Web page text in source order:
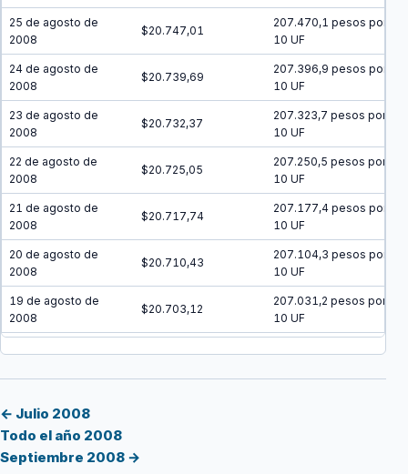
25 de agosto de
2008
$20.747,01
207.470,1 pesos por
10 UF
24 de agosto de
2008
$20.739,69
207.396,9 pesos por
10 UF
23 de agosto de
2008
$20.732,37
207.323,7 pesos por
10 UF
22 de agosto de
2008
$20.725,05
207.250,5 pesos por
10 UF
21 de agosto de
2008
$20.717,74
207.177,4 pesos por
10 UF
20 de agosto de
2008
$20.710,43
207.104,3 pesos por
10 UF
19 de agosto de
2008
$20.703,12
207.031,2 pesos por
10 UF
$20.695,82
2008
16 de agosto de
2008
← Julio 2008
Todo el año 2008
Septiembre 2008 →